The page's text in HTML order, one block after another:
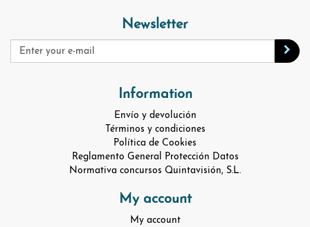
Newsletter
Information
Envío y devolución
Términos y condiciones
Política de Cookies
Reglamento General Protección Datos
Normativa concursos Quintavisión, S.L.
My account
My account